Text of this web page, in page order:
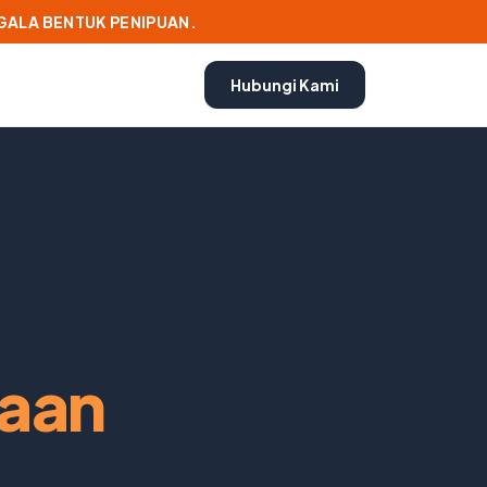
BENTUK PENIPUAN.
Hubungi Kami